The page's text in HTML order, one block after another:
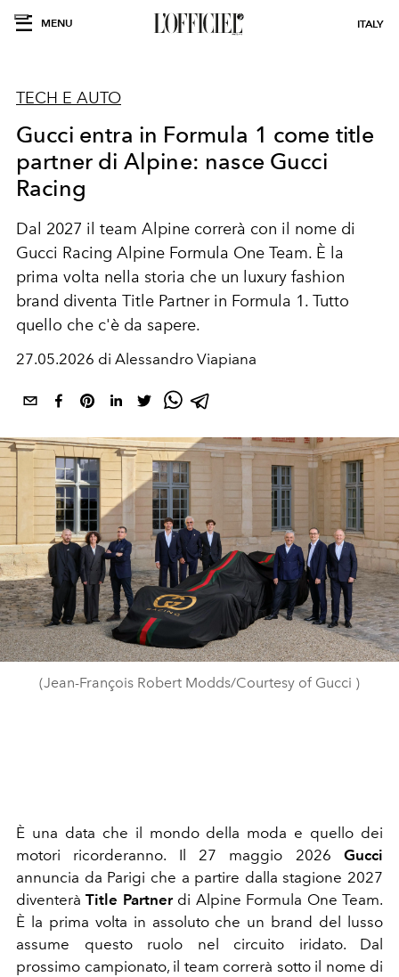
MENU ITALY
TECH E AUTO
Gucci entra in Formula 1 come title
partner di Alpine: nasce Gucci
Racing
Dal 2027 il team Alpine correrà con il nome di
Gucci Racing Alpine Formula One Team. È la
prima volta nella storia che un luxury fashion
brand diventa Title Partner in Formula 1. Tutto
quello che c'è da sapere.
27.05.2026 di Alessandro Viapiana
(Jean-François Robert Modds/Courtesy of Gucci )
È una data che il mondo della moda e quello dei
motori ricorderanno. Il 27 maggio 2026 Gucci
annuncia da Parigi che a partire dalla stagione 2027
diventeràTitle Partnerdi Alpine Formula One Team.
È la prima volta in assoluto che un brand del lusso
assume questo ruolo nel circuito iridato. Dal
prossimo campionato, il team correrà sotto il nome di